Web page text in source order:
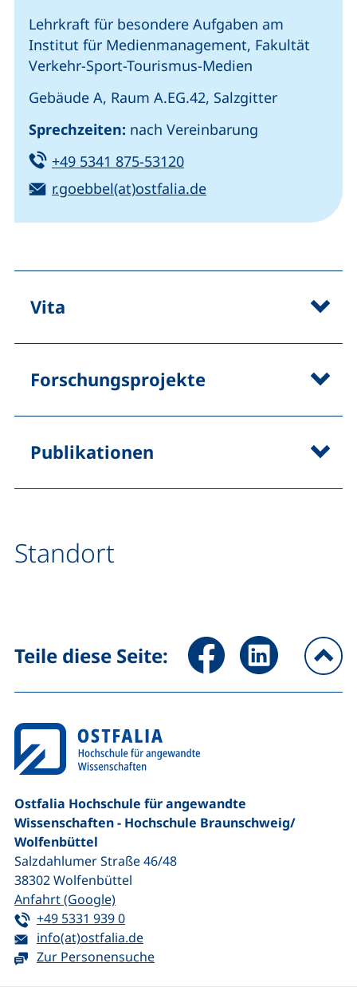
Lehrkraft für besondere Aufgaben am
Institut für Medienmanagement, Fakultät
Verkehr-Sport-Tourismus-Medien
Gebäude A, Raum A.EG.42, Salzgitter
Sprechzeiten: nach Vereinbarung
Tel:
+49 5341 875-53120(startet einen
E-Mail:
r.goebbel(at)ostfalia.de(öffnet Ihr E-Mail-
Vita
Forschungsprojekte
Publikationen
Standort
Teile diese Seite: Seite über Facebook teilen
Seite über
Ostfalia Hochschule für angewandte
Wissenschaften - Hochschule Braunschweig/​
Wolfenbüttel
Salzdahlumer Straße 46/48
38302Wolfenbüttel
Anfahrt (Google)(externer Link, öffnet neues Fenster)
Tel:
+49 5331 939 0(startet einen Telefonanruf, wenn Ihr
E-Mail:
info(at)ostfalia.de(öffnet Ihr E-Mail-Programm)
Zur Personensuche